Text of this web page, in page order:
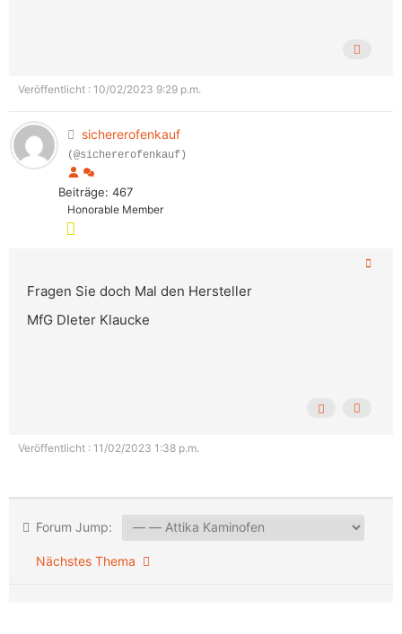
Veröffentlicht : 10/02/2023 9:29 p.m.
sichererofenkauf
(@sichererofenkauf)
Beiträge: 467
Honorable Member
Fragen Sie doch Mal den Hersteller
MfG DIeter Klaucke
Veröffentlicht : 11/02/2023 1:38 p.m.
Forum Jump:
Nächstes Thema